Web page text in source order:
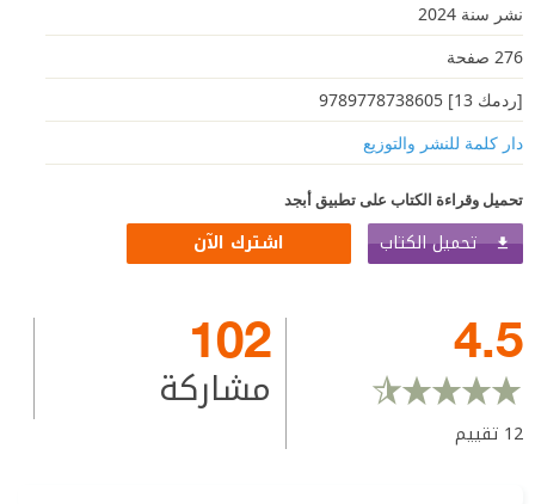
نشر سنة 2024
276 صفحة
[ردمك 13] 9789778738605
دار كلمة للنشر والتوزيع
تحميل وقراءة الكتاب على تطبيق أبجد
تحميل الكتاب اشترك الآن
4.5
12 تقييم
102
مشاركة